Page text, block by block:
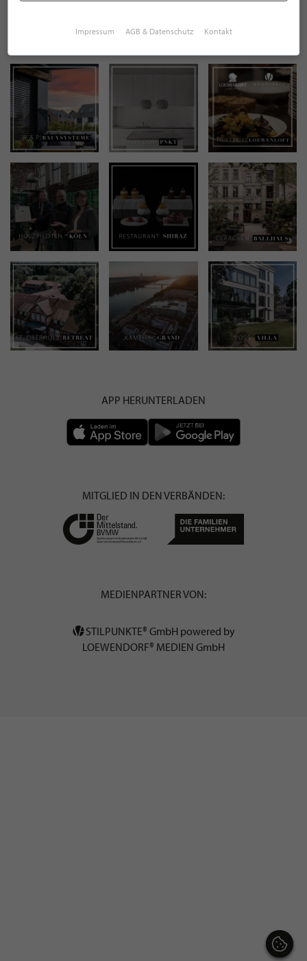
STILPUNKTE AUF
APP HERUNTERLADEN
MITGLIED IN DEN VERBÄNDEN:
MEDIENPARTNER VON:
STILPUNKTE® GmbH powered by
LOEWENDORF® MEDIEN GmbH
Impressum AGB & Datenschutz Kontakt